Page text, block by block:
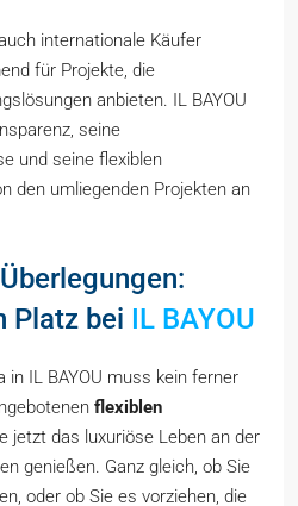
internationale Käufer
für Projekte, die
anbieten. IL BAYOU
seine
und seine flexiblen
den umliegenden Projekten an
Platz bei IL BAYOU
in IL BAYOU muss kein ferner
flexiblen
jetzt das luxuriöse Leben an der
genießen. Ganz gleich, ob Sie
oder ob Sie es vorziehen, die